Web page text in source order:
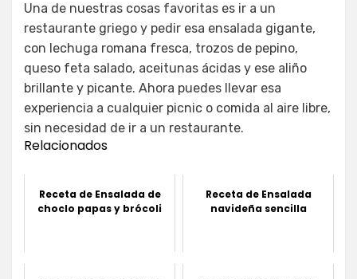
Una de nuestras cosas favoritas es ir a un
restaurante griego y pedir esa ensalada gigante,
con lechuga romana fresca, trozos de pepino,
queso feta salado, aceitunas ácidas y ese aliño
brillante y picante. Ahora puedes llevar esa
experiencia a cualquier picnic o comida al aire libre,
sin necesidad de ir a un restaurante.
Relacionados
Receta de Ensalada de
choclo papas y brócoli
Receta de Ensalada
navideña sencilla